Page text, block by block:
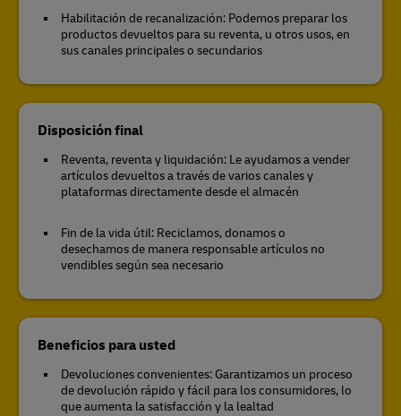
Habilitación de recanalización: Podemos preparar los
productos devueltos para su reventa, u otros usos, en
sus canales principales o secundarios
Disposición final
Reventa, reventa y liquidación: Le ayudamos a vender
artículos devueltos a través de varios canales y
plataformas directamente desde el almacén
Fin de la vida útil: Reciclamos, donamos o
desechamos de manera responsable artículos no
vendibles según sea necesario
Beneficios para usted
Devoluciones convenientes: Garantizamos un proceso
de devolución rápido y fácil para los consumidores, lo
que aumenta la satisfacción y la lealtad